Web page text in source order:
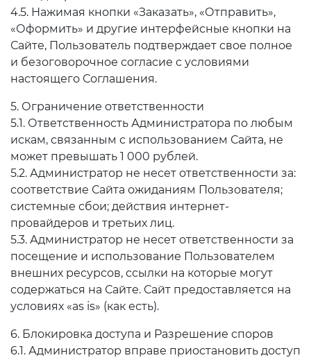
4.5. Нажимая кнопки «Заказать», «Отправить»,
«Оформить» и другие интерфейсные кнопки на
Сайте, Пользователь подтверждает свое полное
и безоговорочное согласие с условиями
настоящего Соглашения.
5. Ограничение ответственности
5.1. Ответственность Администратора по любым
искам, связанным с использованием Сайта, не
может превышать 1 000 рублей.
5.2. Администратор не несет ответственности за:
соответствие Сайта ожиданиям Пользователя;
системные сбои; действия интернет-
провайдеров и третьих лиц.
5.3. Администратор не несет ответственности за
посещение и использование Пользователем
внешних ресурсов, ссылки на которые могут
содержаться на Сайте. Сайт предоставляется на
условиях «as is» (как есть).
6. Блокировка доступа и Разрешение споров
6.1. Администратор вправе приостановить доступ